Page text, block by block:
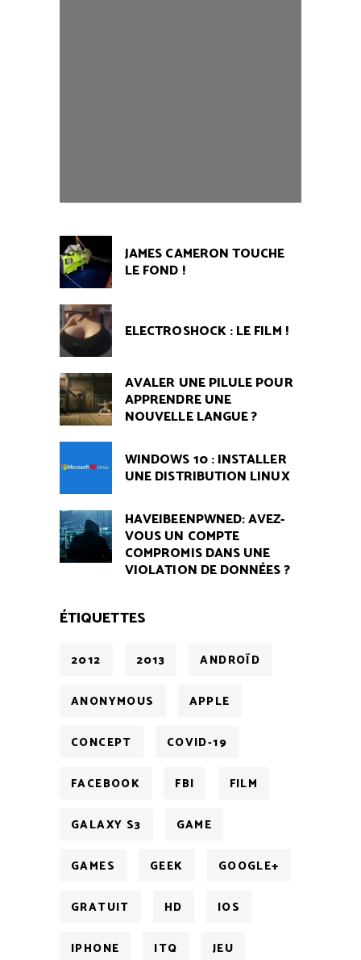
JAMES CAMERON TOUCHE
LE FOND !
ELECTROSHOCK : LE FILM !
AVALER UNE PILULE POUR
APPRENDRE UNE
NOUVELLE LANGUE ?
WINDOWS 10 : INSTALLER
UNE DISTRIBUTION LINUX
HAVEIBEENPWNED: AVEZ-
VOUS UN COMPTE
COMPROMIS DANS UNE
VIOLATION DE DONNÉES ?
ÉTIQUETTES
2012 2013 ANDROÏD
ANONYMOUS APPLE
CONCEPT COVID-19
FACEBOOK FBI FILM
GALAXY S3 GAME
GAMES GEEK GOOGLE+
GRATUIT HD IOS
IPHONE ITQ JEU